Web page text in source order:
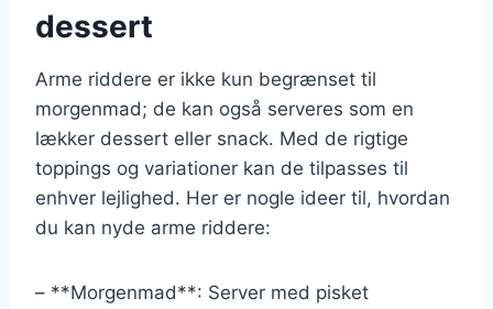
dessert
Arme riddere er ikke kun begrænset til
morgenmad; de kan også serveres som en
lækker dessert eller snack. Med de rigtige
toppings og variationer kan de tilpasses til
enhver lejlighed. Her er nogle ideer til, hvordan
du kan nyde arme riddere:
– **Morgenmad**: Server med pisket